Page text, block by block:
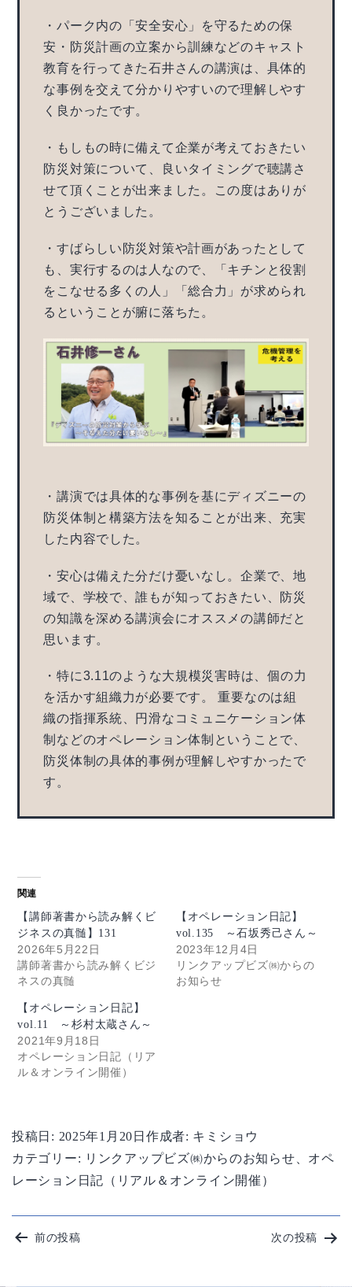
・パーク内の「安全安心」を守るための保
安・防災計画の立案から訓練などのキャスト
教育を行ってきた石井さんの講演は、具体的
な事例を交えて分かりやすいので理解しやす
く良かったです。
・もしもの時に備えて企業が考えておきたい
防災対策について、良いタイミングで聴講さ
せて頂くことが出来ました。この度はありが
とうございました。
・すばらしい防災対策や計画があったとして
も、実行するのは人なので、「キチンと役割
をこなせる多くの人」「総合力」が求められ
るということが腑に落ちた。
・講演では具体的な事例を基にディズニーの
防災体制と構築方法を知ることが出来、充実
した内容でした。
・安心は備えた分だけ憂いなし。企業で、地
域で、学校で、誰もが知っておきたい、防災
の知識を深める講演会にオススメの講師だと
思います。
・特に3.11のような大規模災害時は、個の力
を活かす組織力が必要です。 重要なのは組
織の指揮系統、円滑なコミュニケーション体
制などのオペレーション体制ということで、
防災体制の具体的事例が理解しやすかったで
す。
関連
【講師著書から読み解くビ
ジネスの真髄】131
2026年5月22日
講師著書から読み解くビジ
ネスの真髄
【オペレーション日記】
vol.135 ～石坂秀己さん～
2023年12月4日
リンクアップビズ㈱からの
お知らせ
【オペレーション日記】
vol.11 ～杉村太蔵さん～
2021年9月18日
オペレーション日記（リア
ル＆オンライン開催）
投稿日: 2025年1月20日 作成者: キミショウ
カテゴリー: リンクアップビズ㈱からのお知らせ
オペ
レーション日記（リアル＆オンライン開催）
投前の投稿 次の投稿